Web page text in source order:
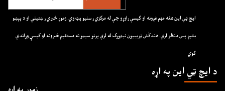
ايچ ټي اين هغه مهم غږونه او کيسې راوړو چې له مرکزي رسنيو پټ وي. زموږ خبري رښتيني او د پېښو
بشپړ پس منظر لري. هندکُش ټريبيون نيټورک له لرې پرتو سيمو نه مستقيم خبرونه او کيسې وړاندې
کوي
د ايچ ټي اين په اړه